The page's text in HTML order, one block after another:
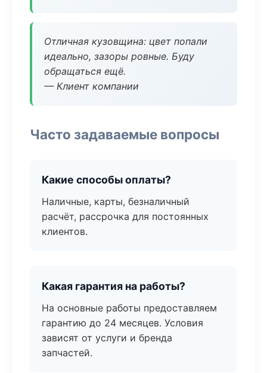
Отличная кузовщина: цвет попали
идеально, зазоры ровные. Буду
обращаться ещё.
— Клиент компании
Часто задаваемые вопросы
Какие способы оплаты?
Наличные, карты, безналичный
расчёт, рассрочка для постоянных
клиентов.
Какая гарантия на работы?
На основные работы предоставляем
гарантию до 24 месяцев. Условия
зависят от услуги и бренда
запчастей.